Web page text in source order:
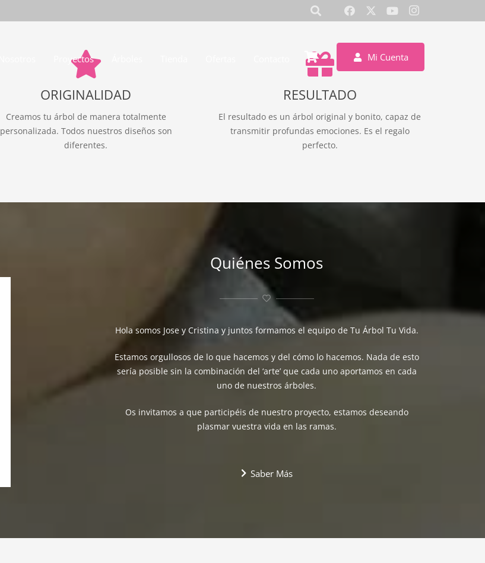
Proyectos Mi Cuenta
ORIGINALIDAD
Creamos tu árbol de manera totalmente
personalizada. Todos nuestros diseños son
diferentes.
RESULTADO
El resultado es un árbol original y bonito, capaz de
transmitir profundas emociones. Es el regalo
perfecto.
Quiénes Somos
Hola somos Jose y Cristina y juntos formamos el equipo de Tu Árbol Tu Vida.
Estamos orgullosos de lo que hacemos y del cómo lo hacemos. Nada de esto
sería posible sin la combinación del ‘arte’ que cada uno aportamos en cada
uno de nuestros árboles.
Os invitamos a que participéis de nuestro proyecto, estamos deseando
plasmar vuestra vida en las ramas.
Saber Más